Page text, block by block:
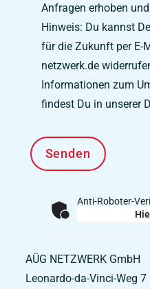
AÜG NETZWERK GmbH
Leonardo-da-Vinci-Weg 7
Anfragen erhoben
Hinweis: Du kannst
für die Zukunft per E-
netzwerk.de
Informationen zum
findest Du in unserer
Anti-Roboter-